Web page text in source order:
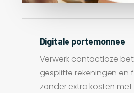
Digitale portemonnee
Verwerk contactloze
gesplitte rekeningen en
zonder extra kosten met